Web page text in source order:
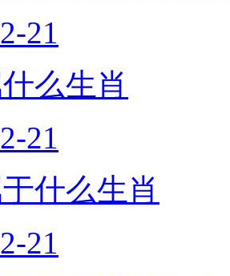
21
么生肖
21
什么生肖
21